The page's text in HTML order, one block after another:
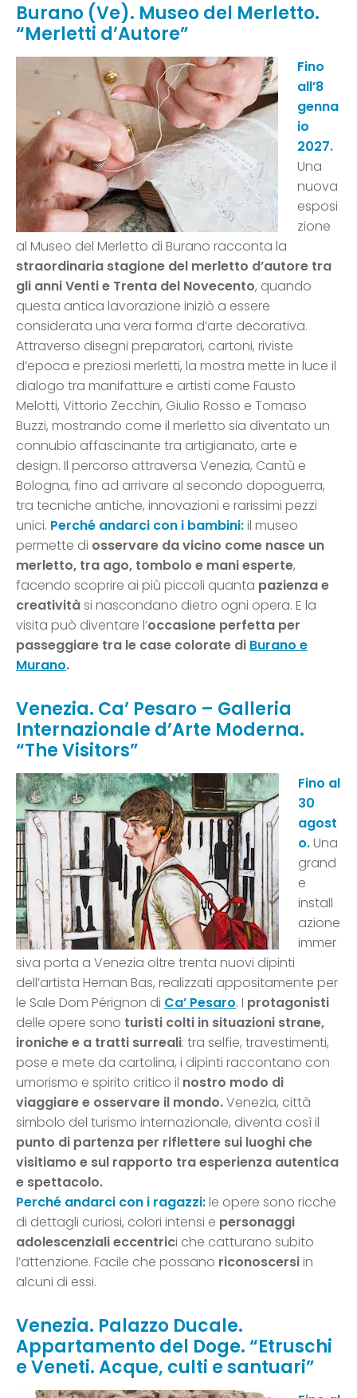
Burano (Ve). Museo del Merletto.
“Merletti d’Autore”
Fino
all’8
genna
io
2027.
Una
nuova
esposi
zione
al Museo del Merletto di Burano racconta la
straordinaria stagione del merletto d’autore tra
gli anni Venti e Trenta del Novecento, quando
questa antica lavorazione iniziò a essere
considerata una vera forma d’arte decorativa.
Attraverso disegni preparatori, cartoni, riviste
d’epoca e preziosi merletti, la mostra mette in luce il
dialogo tra manifatture e artisti come Fausto
Melotti, Vittorio Zecchin, Giulio Rosso e Tomaso
Buzzi, mostrando come il merletto sia diventato un
connubio affascinante tra artigianato, arte e
design. Il percorso attraversa Venezia, Cantù e
Bologna, fino ad arrivare al secondo dopoguerra,
tra tecniche antiche, innovazioni e rarissimi pezzi
unici. Perché andarci con i bambini:il museo
permette di osservare da vicino come nasce un
merletto, tra ago, tombolo e mani esperte,
facendo scoprire ai più piccoli quanta pazienza e
creativitàsi nascondano dietro ogni opera. E la
visita può diventare l’occasione perfetta per
passeggiare tra le case colorate di Burano e
Murano.
Venezia. Ca’ Pesaro – Galleria
Internazionale d’Arte Moderna.
“The Visitors”
Fino al
30
agost
o.Una
grand
e
install
azione
immer
siva porta a Venezia oltre trenta nuovi dipinti
dell’artista Hernan Bas, realizzati appositamente per
le Sale Dom Pérignon di Ca’ Pesaro. I protagonisti
delle opere sono turisti colti in situazioni strane,
ironiche e a tratti surreali: tra selfie, travestimenti,
pose e mete da cartolina, i dipinti raccontano con
umorismo e spirito critico il nostro modo di
viaggiare e osservare il mondo.Venezia, città
simbolo del turismo internazionale, diventa così il
punto di partenza per riflettere sui luoghi che
visitiamo e sul rapporto tra esperienza autentica
e spettacolo.
Perché andarci con i ragazzi:le opere sono ricche
di dettagli curiosi, colori intensi e personaggi
adolescenziali eccentrici che catturano subito
l’attenzione. Facile che possano riconoscersiin
alcuni di essi.
Venezia. Palazzo Ducale.
Appartamento del Doge. “Etruschi
e Veneti. Acque, culti e santuari”